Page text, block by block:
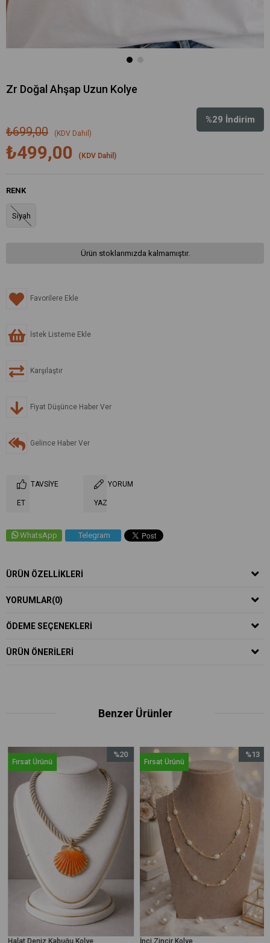
Zr Doğal Ahşap Uzun Kolye
%29 İndirim
₺699,00 (KDV Dahil)
₺499,00 (KDV Dahil)
RENK
Siyah
Ürün stoklarımızda kalmamıştır.
Favorilere Ekle
İstek Listeme Ekle
Karşılaştır
Fiyat Düşünce Haber Ver
Gelince Haber Ver
TAVSIYE
ET
YORUM
YAZ
WhatsApp Telegram
ÜRÜN ÖZELLIKLERI
YORUMLAR(0)
ÖDEME SEÇENEKLERI
ÜRÜN ÖNERILERI
Benzer Ürünler
Halat Deniz Kabuğu Kolye
%20
İndirim
%20İndirim
Fırsat Ürünü
İnci Zincir Kolye
%13
İndirim
Fırsat Ürünü